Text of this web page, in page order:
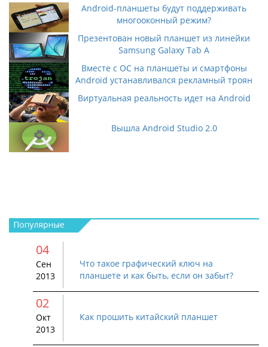
Android-планшеты будут поддерживать
многооконный режим?
Презентован новый планшет из линейки
Samsung Galaxy Tab A
Вместе с ОС на планшеты и смартфоны
Android устанавливался рекламный троян
Виртуальная реальность идет на Android
Вышла Android Studio 2.0
04
Сен
2013
Что такое графический ключ на
планшете и как быть, если он забыт?
02
Окт
2013
Как прошить китайский планшет